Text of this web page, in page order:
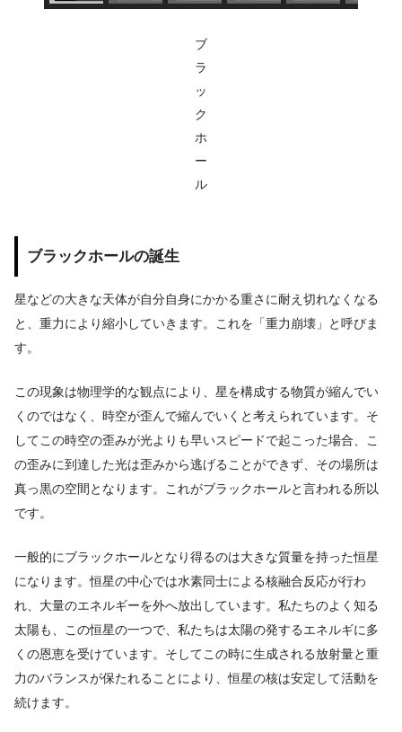
ブ
ラ
ッ
ク
ホ
ー
ル
ブラックホールの誕生
星などの大きな天体が自分自身にかかる重さに耐え切れなくなる
と、重力により縮小していきます。これを「重力崩壊」と呼びま
す。
この現象は物理学的な観点により、星を構成する物質が縮んでい
くのではなく、時空が歪んで縮んでいくと考えられています。そ
してこの時空の歪みが光よりも早いスピードで起こった場合、こ
の歪みに到達した光は歪みから逃げることができず、その場所は
真っ黒の空間となります。これがブラックホールと言われる所以
です。
一般的にブラックホールとなり得るのは大きな質量を持った恒星
になります。恒星の中心では水素同士による核融合反応が行わ
れ、大量のエネルギーを外へ放出しています。私たちのよく知る
太陽も、この恒星の一つで、私たちは太陽の発するエネルギに多
くの恩恵を受けています。そしてこの時に生成される放射量と重
力のバランスが保たれることにより、恒星の核は安定して活動を
続けます。